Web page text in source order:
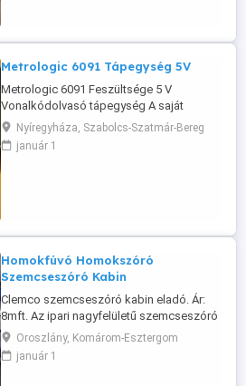
Metrologic 6091 Tápegység 5V
Metrologic 6091 Feszültsége 5 V
Vonalkódolvasó tápegység A saját
kispatikánkban használtuk, egygazdás
eszköz. Banki előreutalással a szállítás
megoldható. Magyar Postacsomag,
Nyíregyháza, Szabolcs-Szatmár-Bereg
január 1
Homokfúvó Homokszóró
Szemcseszóró Kabin
Clemco szemcseszóró kabin eladó. Ár:
8mft. Az ipari nagyfelületű szemcseszóró
kabin ideális tisztításhoz,
rozsdamentesítéshez,
festékeltávolításhoz, vízkőmentesítéshez,
Oroszlány, Komárom-Esztergom
január 1